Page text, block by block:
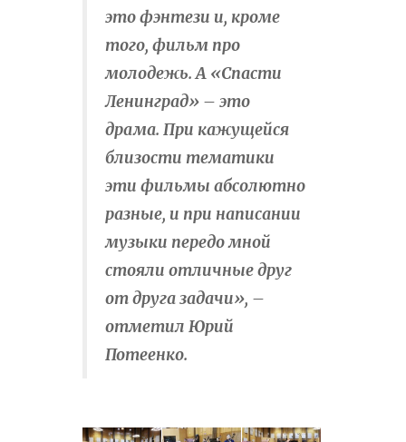
это фэнтези и, кроме
того, фильм про
молодежь. А «Спасти
Ленинград» – это
драма. При кажущейся
близости тематики
эти фильмы абсолютно
разные, и при написании
музыки передо мной
стояли отличные друг
от друга задачи», –
отметил Юрий
Потеенко.